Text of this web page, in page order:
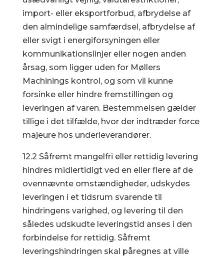
import- eller eksportforbud, afbrydelse af
den almindelige samfærdsel, afbrydelse af
eller svigt i energiforsyningen eller
kommunikationslinjer eller nogen anden
årsag, som ligger uden for Møllers
Machinings kontrol, og som vil kunne
forsinke eller hindre fremstillingen og
leveringen af varen. Bestemmelsen gælder
tillige i det tilfælde, hvor der indtræder force
majeure hos underleverandører.
12.2 Såfremt mangelfri eller rettidig levering
hindres midlertidigt ved en eller flere af de
ovennævnte omstændigheder, udskydes
leveringen i et tidsrum svarende til
hindringens varighed, og levering til den
således udskudte leveringstid anses i den
forbindelse for rettidig. Såfremt
leveringshindringen skal påregnes at ville